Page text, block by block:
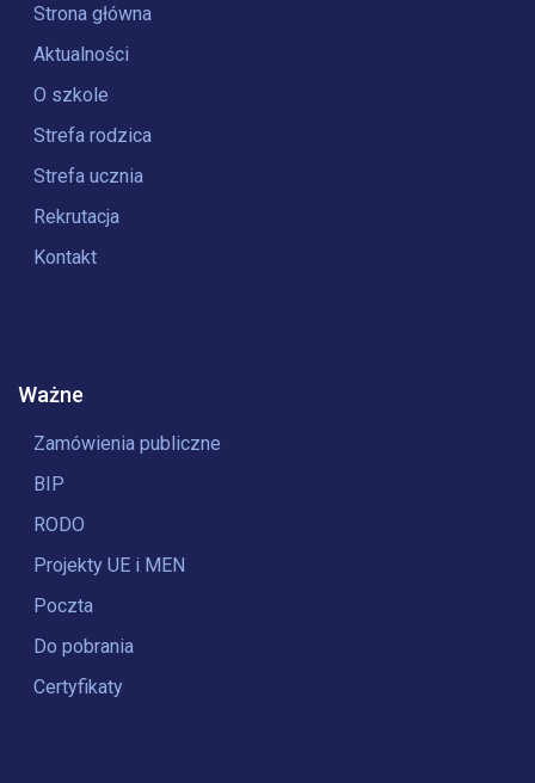
Strona główna
Aktualności
O szkole
Strefa rodzica
Strefa ucznia
Rekrutacja
Kontakt
Ważne
Zamówienia publiczne
BIP
RODO
Projekty UE i MEN
Poczta
Do pobrania
Certyfikaty